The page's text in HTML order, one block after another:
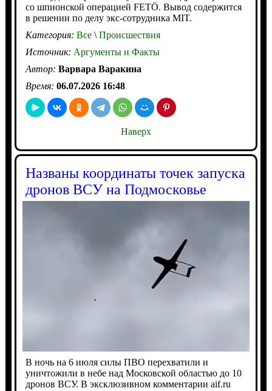
со шпионской операцией FETÖ. Вывод содержится
в решении по делу экс-сотрудника MIT.
Категория: Все\Происшествия
Источник: Аргументы и Факты
Автор: Варвара Варакина
Время: 06.07.2026 16:48
Наверх
Названы координаты точек запуска
дронов ВСУ на Подмосковье
В ночь на 6 июля силы ПВО перехватили и
уничтожили в небе над Московской областью до 10
дронов ВСУ. В эксклюзивном комментарии aif.ru